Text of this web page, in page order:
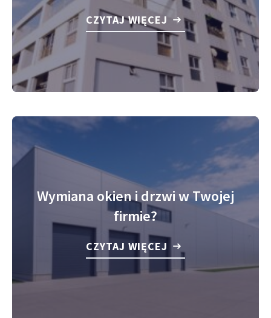
CZYTAJ WIĘCEJ
Wymiana okien i drzwi w Twojej
firmie?
CZYTAJ WIĘCEJ